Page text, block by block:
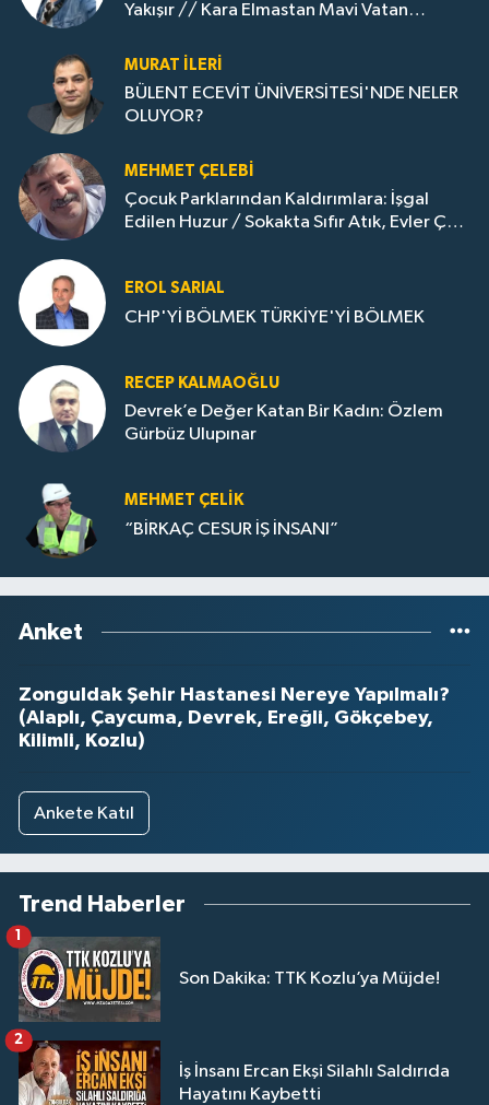
Yakışır // ​Kara Elmastan Mavi Vatan
MURAT İLERI
BÜLENT ECEVİT ÜNİVERSİTESİ'NDE NELER
OLUYOR?
MEHMET ÇELEBI
Çocuk Parklarından Kaldırımlara: İşgal
Edilen Huzur / Sokakta Sıfır Atık, Evler Çöp
EROL SARIAL
CHP'Yİ BÖLMEK TÜRKİYE'Yİ BÖLMEK
RECEP KALMAOĞLU
Devrek’e Değer Katan Bir Kadın: Özlem
Gürbüz Ulupınar
MEHMET ÇELIK
“BİRKAÇ CESUR İŞ İNSANI”
Anket
Zonguldak Şehir Hastanesi Nereye Yapılmalı?
(Alaplı, Çaycuma, Devrek, Ereğli, Gökçebey,
Kilimli, Kozlu)
Ankete Katıl
Trend Haberler
Son Dakika: TTK Kozlu’ya Müjde!
1
İş İnsanı Ercan Ekşi Silahlı Saldırıda
Hayatını Kaybetti
2